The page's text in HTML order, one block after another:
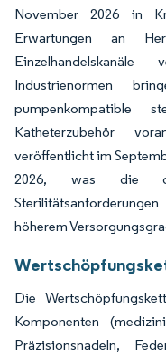
November 2026 in
Erwartungen an
Industrienormen
pumpenkompatible
Katheterzubehör
veröffentlicht im
2026, was die
höherem
Die
Komponenten
Präzisionsnadeln,